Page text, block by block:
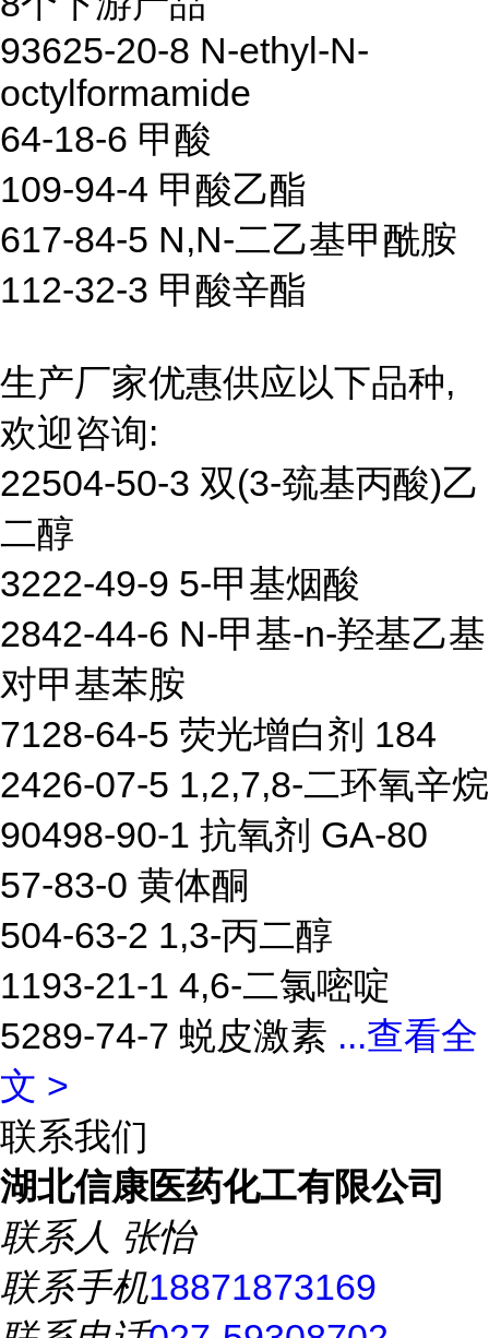
93625-20-8 N-ethyl-N-
octylformamide
64-18-6 甲酸
109-94-4 甲酸乙酯
617-84-5 N,N-二乙基甲酰胺
112-32-3 甲酸辛酯
生产厂家优惠供应以下品种,
欢迎咨询:
22504-50-3 双(3-巯基丙酸)乙
二醇
3222-49-9 5-甲基烟酸
2842-44-6 N-甲基-n-羟基乙基
对甲基苯胺
7128-64-5 荧光增白剂 184
2426-07-5 1,2,7,8-二环氧辛烷
90498-90-1 抗氧剂 GA-80
57-83-0 黄体酮
504-63-2 1,3-丙二醇
1193-21-1 4,6-二氯嘧啶
5289-74-7 蜕皮激素 ...查看全
文 >
联系我们
湖北信康医药化工有限公司
联系人 张怡
联系手机18871873169